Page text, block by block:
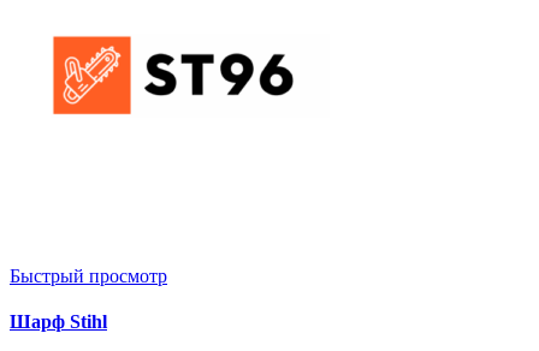
Быстрый просмотр
Шарф Stihl